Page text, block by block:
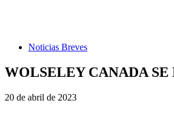
Noticias Breves
WOLSELEY CANADA
20 de abril de 2023